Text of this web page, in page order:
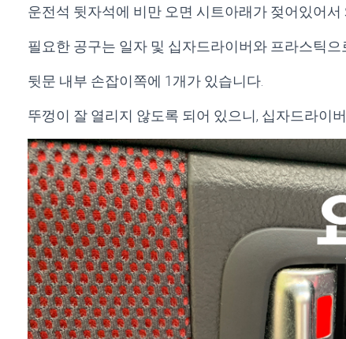
운전석 뒷자석에 비만 오면 시트아래가 젖어있어
필요한 공구는 일자 및 십자드라이버와 프라스틱
뒷문 내부 손잡이쪽에 1개가 있습니다.
뚜껑이 잘 열리지 않도록 되어 있으니, 십자드라이